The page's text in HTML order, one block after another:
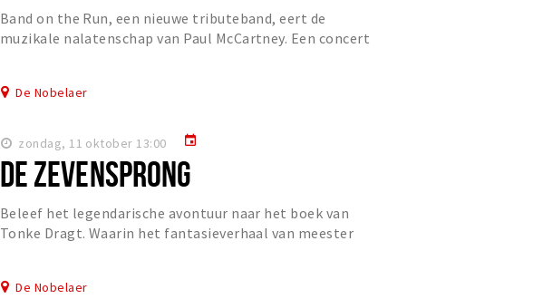
Band on the Run, een nieuwe tributeband, eert de
muzikale nalatenschap van Paul McCartney. Een concert
De Nobelaer
zondag, 11 oktober 13:00 event
DE ZEVENSPRONG
Beleef het legendarische avontuur naar het boek van
Tonke Dragt. Waarin het fantasieverhaal van meester
De Nobelaer